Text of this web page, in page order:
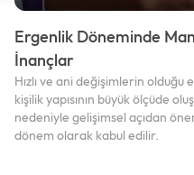
Ergenlik Döneminde
İnançlar
Hızlı ve ani değişimlerin olduğu
kişilik yapısının büyük ölçüde
nedeniyle gelişimsel açıdan
dönem olarak kabul edilir.